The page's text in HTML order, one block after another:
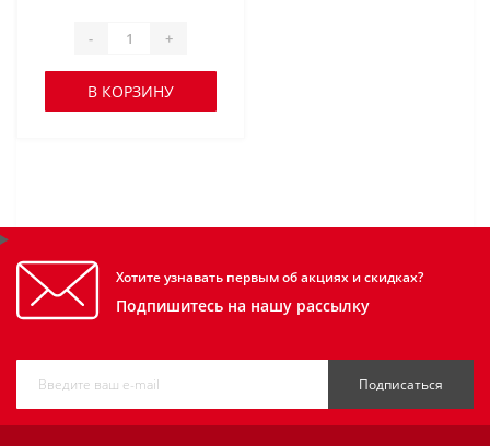
- +
В КОРЗИНУ
Хотите узнавать первым об акциях и скидках?
Подпишитесь на нашу рассылку
Подписаться